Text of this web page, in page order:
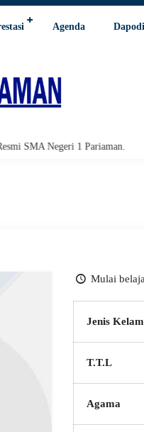
Agenda
Negeri 1 Pariaman.
Mulai
Jenis
T.T.L
Agama